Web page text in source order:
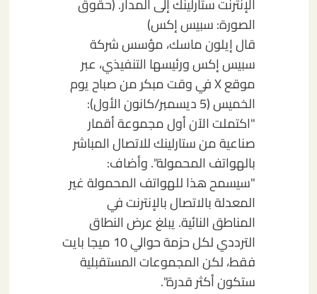
الصورة: سبيس إكس)
قال إيلون ماسك، مؤسس شركة
سبيس إكس ورئيسها التنفيذي، عبر
موقع X في وقت مبكر من صباح يوم
الخميس (5 ديسمبر/كانون الأول):
"اكتملت الآن أول مجموعة أقمار
صناعية من ستارلينك للاتصال المباشر
بالهواتف المحمولة". وأضاف:
"سيسمح هذا للهواتف المحمولة غير
المعدلة بالاتصال بالإنترنت في
المناطق النائية. يبلغ عرض النطاق
الترددي لكل حزمة حوالي 10 ميجا بايت
فقط، لكن المجموعات المستقبلية
ستكون أكثر قدرة".